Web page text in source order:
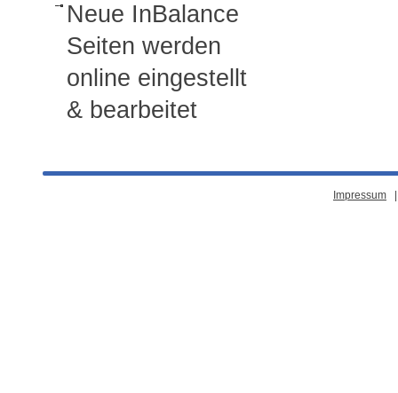
Neue InBalance
Seiten werden
online eingestellt
& bearbeitet
Impressum